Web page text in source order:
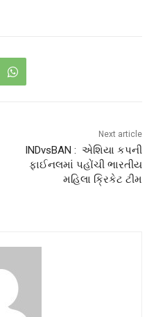
Next article
INDvsBAN : એશિયા કપની
ફાઈનલમાં પહોંચી ભારતીય
મહિલા ક્રિકેટ ટીમ